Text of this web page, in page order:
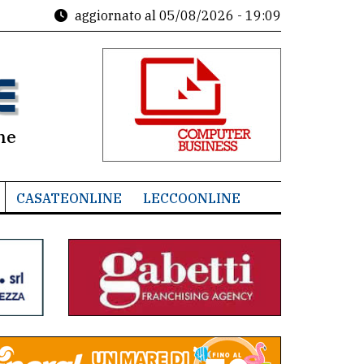
aggiornato al 05/08/2026 - 19:09
CASATEONLINE LECCOONLINE